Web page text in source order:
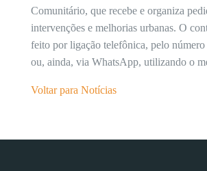
Comunitário, que recebe e organiza
intervenções e melhorias urbanas. O
feito por ligação telefônica, pelo
ou, ainda, via WhatsApp, utilizando o
Voltar para Notícias